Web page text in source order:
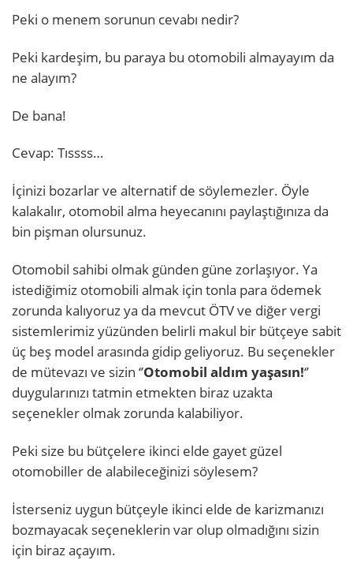
Peki o menem sorunun cevabı nedir?
Peki kardeşim, bu paraya bu otomobili almayayım da
ne alayım?
De bana!
Cevap: Tıssss…
İçinizi bozarlar ve alternatif de söylemezler. Öyle
kalakalır, otomobil alma heyecanını paylaştığınıza da
bin pişman olursunuz.
Otomobil sahibi olmak günden güne zorlaşıyor. Ya
istediğimiz otomobili almak için tonla para ödemek
zorunda kalıyoruz ya da mevcut ÖTV ve diğer vergi
sistemlerimiz yüzünden belirli makul bir bütçeye sabit
üç beş model arasında gidip geliyoruz. Bu seçenekler
de mütevazı ve sizin ‘’Otomobil aldım yaşasın!‘’
duygularınızı tatmin etmekten biraz uzakta
seçenekler olmak zorunda kalabiliyor.
Peki size bu bütçelere ikinci elde gayet güzel
otomobiller de alabileceğinizi söylesem?
İsterseniz uygun bütçeyle ikinci elde de karizmanızı
bozmayacak seçeneklerin var olup olmadığını sizin
için biraz açayım.